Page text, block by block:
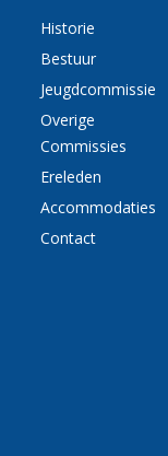
Historie
Bestuur
Jeugdcommissie
Overige
Commissies
Ereleden
Accommodaties
Contact